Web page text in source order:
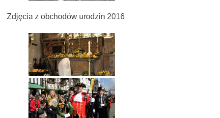
Zdjęcia z obchodów urodzin 2016